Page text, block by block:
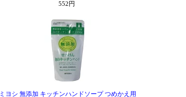
552円
ミヨシ 無添加 キッチンハンドソープ つめかえ用